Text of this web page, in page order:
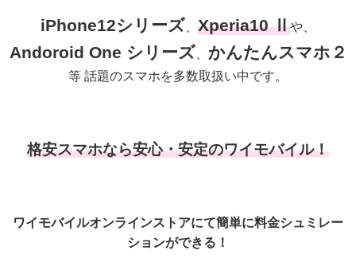
iPhone12シリーズ、 Xperia10 Ⅱや、
Andoroid One シリーズ、 かんたんスマホ２
等 話題のスマホを多数取扱い中です。
格安スマホなら安心・安定のワイモバイル！
ワイモバイルオンラインストアにて簡単に料金シュミレー
ションができる！